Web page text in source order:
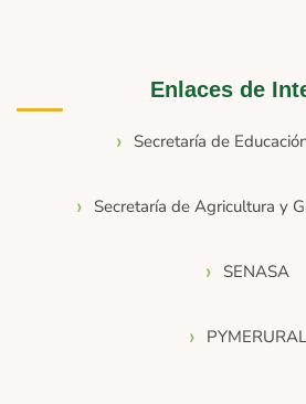
Enlaces de
Secretaría de
Secretaría de Agricultura y
SENASA
PYMERURAL